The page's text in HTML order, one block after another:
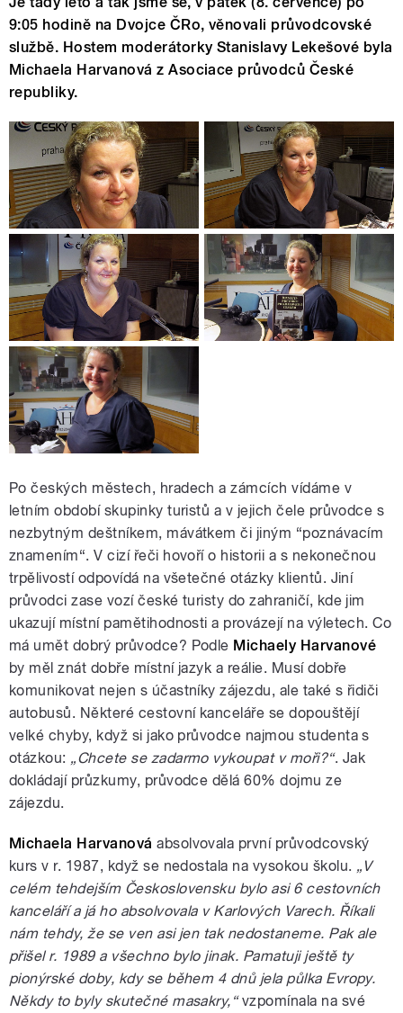
9:05 hodině na Dvojce ČRo, věnovali průvodcovské
službě. Hostem moderátorky Stanislavy Lekešové byla
Michaela Harvanová z Asociace průvodců České
republiky.
Po českých městech, hradech a zámcích vídáme v
letním období skupinky turistů a v jejich čele průvodce s
nezbytným deštníkem, mávátkem či jiným “poznávacím
znamením“. V cizí řeči hovoří o historii a s nekonečnou
trpělivostí odpovídá na všetečné otázky klientů. Jiní
průvodci zase vozí české turisty do zahraničí, kde jim
ukazují místní pamětihodnosti a provázejí na výletech. Co
má umět dobrý průvodce? Podle Michaely Harvanové
by měl znát dobře místní jazyk a reálie. Musí dobře
komunikovat nejen s účastníky zájezdu, ale také s řidiči
autobusů. Některé cestovní kanceláře se dopouštějí
velké chyby, když si jako průvodce najmou studenta s
otázkou: „Chcete se zadarmo vykoupat v moři?“. Jak
dokládají průzkumy, průvodce dělá 60% dojmu ze
zájezdu.
Michaela Harvanová absolvovala první průvodcovský
kurs v r. 1987, když se nedostala na vysokou školu. „V
celém tehdejším Československu bylo asi 6 cestovních
kanceláří a já ho absolvovala v Karlových Varech. Říkali
nám tehdy, že se ven asi jen tak nedostaneme. Pak ale
přišel r. 1989 a všechno bylo jinak. Pamatuji ještě ty
pionýrské doby, kdy se během 4 dnů jela půlka Evropy.
Někdy to byly skutečné masakry,“vzpomínala na své